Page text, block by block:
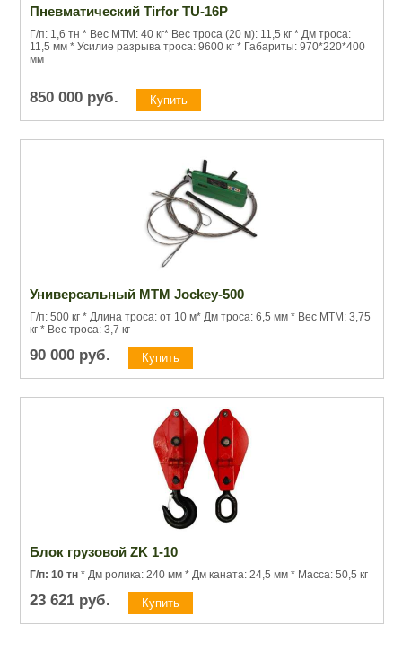
Пневматический Tirfor TU-16P
Г/п: 1,6 тн * Вес МТМ: 40 кг* Вес троса (20 м): 11,5 кг * Дм троса:
11,5 мм * Усилие разрыва троса: 9600 кг * Габариты: 970*220*400
мм
850 000 руб.
Универсальный МТМ Jockey-500
Г/п: 500 кг * Длина троса: от 10 м* Дм троса: 6,5 мм * Вес МТМ: 3,75
кг * Вес троса: 3,7 кг
90 000 руб.
Блок грузовой ZK 1-10
Г/п: 10 тн * Дм ролика: 240 мм * Дм каната: 24,5 мм * Масса: 50,5 кг
23 621 руб.